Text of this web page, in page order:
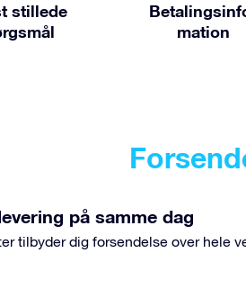
stillede
mation
på samme dag
tilbyder dig forsendelse over hele